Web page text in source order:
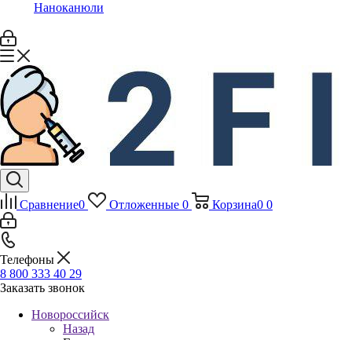
Наноканюли
Сравнение0 Отложенные 0 Корзина0 0
Телефоны
8 800 333 40 29
Заказать звонок
Новороссийск
Назад